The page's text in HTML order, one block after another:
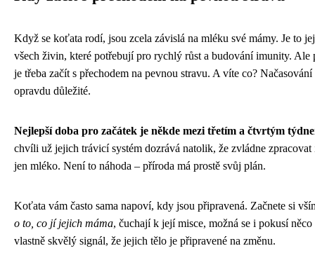
Když se koťata rodí, jsou zcela závislá na mléku své mámy. Je to
všech živin, které potřebují pro rychlý růst a budování imunity.
je třeba začít s přechodem na pevnou stravu. A víte co?
opravdu důležité.
Nejlepší doba pro začátek je někde mezi třetím a čtvrtým
chvíli už jejich trávicí systém dozrává natolik, že zvládne
jen mléko. Není to náhoda – příroda má prostě svůj plán.
Koťata vám často sama napoví, kdy jsou připravená. Začnete si
o to, co jí jejich máma, čuchají k její misce, možná se i pokusí
vlastně skvělý signál, že jejich tělo je připravené na změnu.